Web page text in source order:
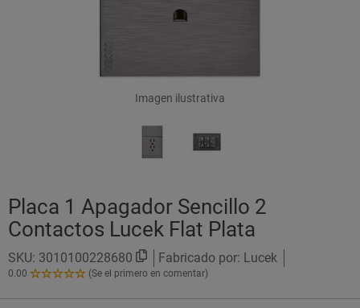
Imagen ilustrativa
Placa 1 Apagador Sencillo 2
Contactos Lucek Flat Plata
SKU: 3010100228680 Fabricado por: Lucek
0.00
0.00
(Se el primero en comentar)